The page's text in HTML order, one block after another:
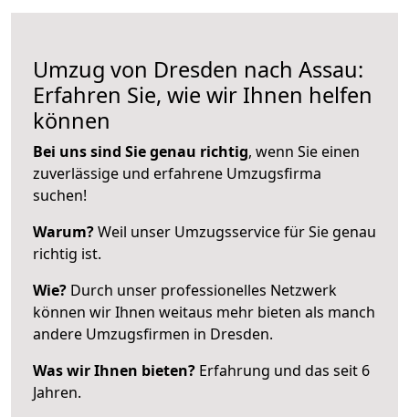
Umzug von Dresden nach Assau:
Erfahren Sie, wie wir Ihnen helfen
können
Bei uns sind Sie genau richtig, wenn Sie einen
zuverlässige und erfahrene Umzugsfirma
suchen!
Warum?Weil unser Umzugsservice für Sie genau
richtig ist.
Wie? Durch unser professionelles Netzwerk
können wir Ihnen weitaus mehr bieten als manch
andere Umzugsfirmen in Dresden.
Was wir Ihnen bieten? Erfahrung und das seit 6
Jahren.